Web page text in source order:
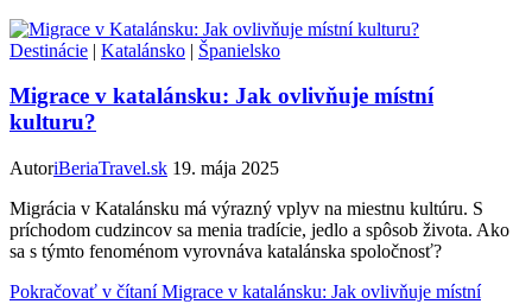
Destinácie | Katalánsko | Španielsko
Migrace v katalánsku: Jak ovlivňuje místní
kulturu?
AutoriBeriaTravel.sk 19. mája 2025
Migrácia v Katalánsku má výrazný vplyv na miestnu kultúru. S
príchodom cudzincov sa menia tradície, jedlo a spôsob života. Ako
sa s týmto fenoménom vyrovnáva katalánska spoločnosť?
Pokračovať v čítaníMigrace v katalánsku: Jak ovlivňuje místní